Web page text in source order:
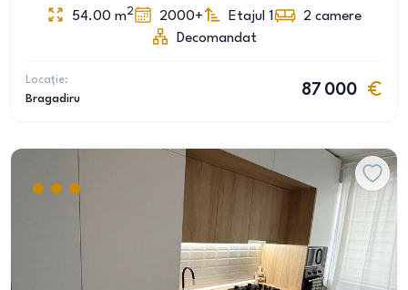
54.00 m2 2000+ Etajul 1 2 camere
Decomandat
Locație:
Bragadiru
87 000